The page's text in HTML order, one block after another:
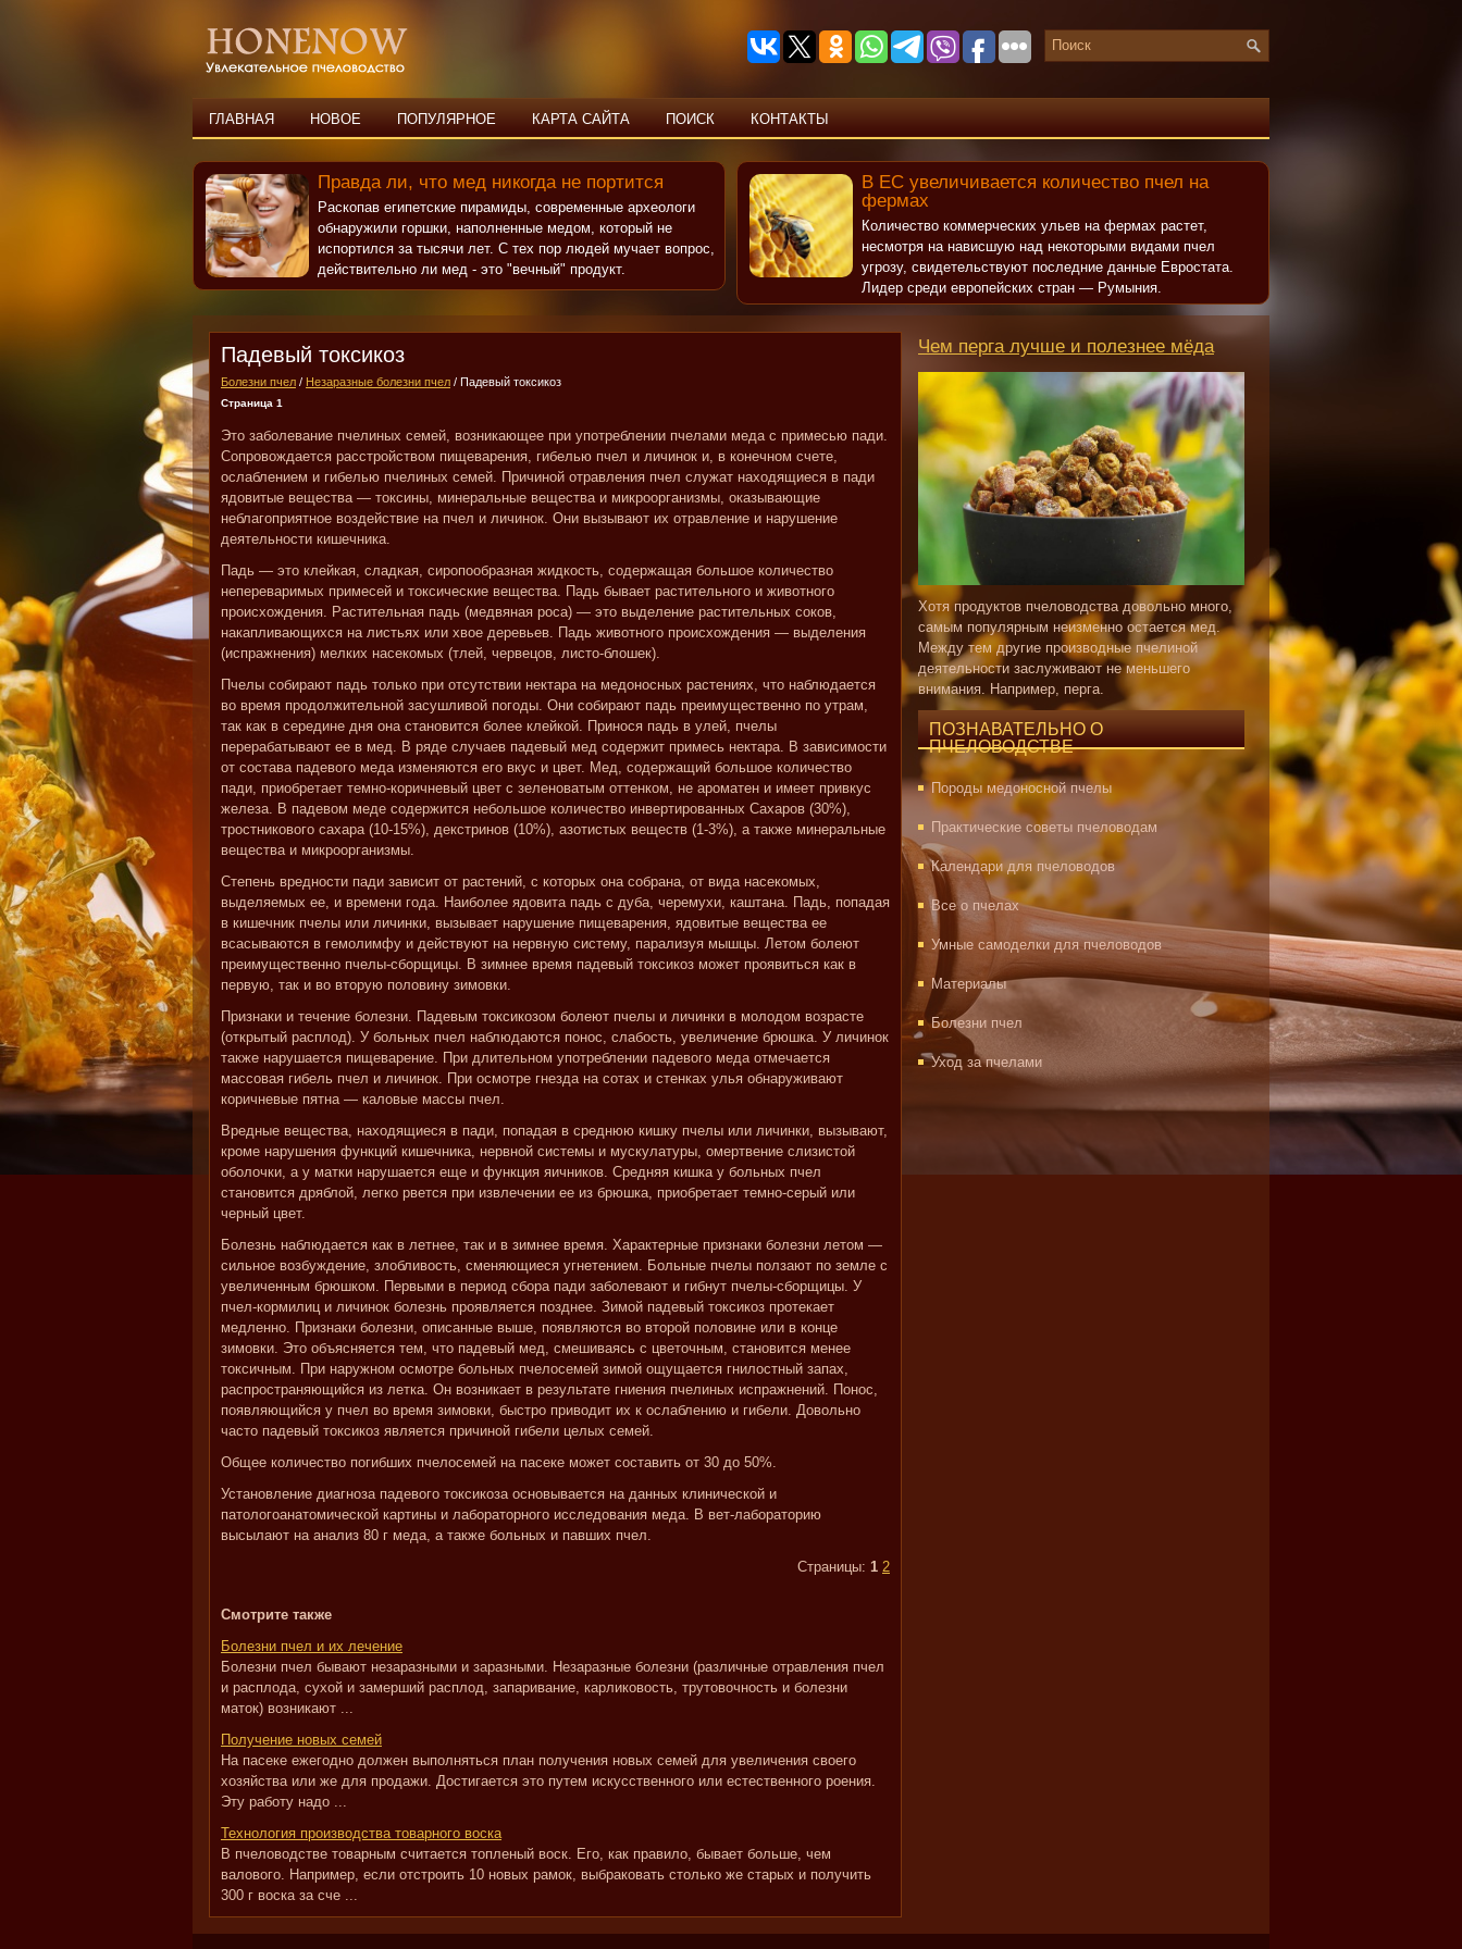
ГЛАВНАЯ НОВОЕ ПОПУЛЯРНОЕ КАРТА САЙТА ПОИСК КОНТАКТЫ
Правда ли, что мед никогда не портится
Раскопав египетские пирамиды, современные археологи
обнаружили горшки, наполненные медом, который не
испортился за тысячи лет. С тех пор людей мучает вопрос,
действительно ли мед - это "вечный" продукт.
В ЕС увеличивается количество пчел на
фермах
Количество коммерческих ульев на фермах растет,
несмотря на нависшую над некоторыми видами пчел
угрозу, свидетельствуют последние данные Евростата.
Лидер среди европейских стран — Румыния.
Падевый токсикоз
Болезни пчел / Незаразные болезни пчел / Падевый токсикоз
Страница 1
Это заболевание пчелиных семей, возникающее при употреблении пчелами меда с примесью пади.
Сопровождается расстройством пищеварения, гибелью пчел и личинок и, в конечном счете,
ослаблением и гибелью пчелиных семей. Причиной отравления пчел служат находящиеся в пади
ядовитые вещества — токсины, минеральные вещества и микроорганизмы, оказывающие
неблагоприятное воздействие на пчел и личинок. Они вызывают их отравление и нарушение
деятельности кишечника.
Падь — это клейкая, сладкая, сиропообразная жидкость, содержащая большое количество
непереваримых примесей и токсические вещества. Падь бывает растительного и животного
происхождения. Растительная падь (медвяная роса) — это выделение растительных соков,
накапливающихся на листьях или хвое деревьев. Падь животного происхождения — выделения
(испражнения) мелких насекомых (тлей, червецов, листо-блошек).
Пчелы собирают падь только при отсутствии нектара на медоносных растениях, что наблюдается
во время продолжительной засушливой погоды. Они собирают падь преимущественно по утрам,
так как в середине дня она становится более клейкой. Принося падь в улей, пчелы
перерабатывают ее в мед. В ряде случаев падевый мед содержит примесь нектара. В зависимости
от состава падевого меда изменяются его вкус и цвет. Мед, содержащий большое количество
пади, приобретает темно-коричневый цвет с зеленоватым оттенком, не ароматен и имеет привкус
железа. В падевом меде содержится небольшое количество инвертированных Сахаров (30%),
тростникового сахара (10-15%), декстринов (10%), азотистых веществ (1-3%), а также минеральные
вещества и микроорганизмы.
Степень вредности пади зависит от растений, с которых она собрана, от вида насекомых,
выделяемых ее, и времени года. Наиболее ядовита падь с дуба, черемухи, каштана. Падь, попадая
в кишечник пчелы или личинки, вызывает нарушение пищеварения, ядовитые вещества ее
всасываются в гемолимфу и действуют на нервную систему, парализуя мышцы. Летом болеют
преимущественно пчелы-сборщицы. В зимнее время падевый токсикоз может проявиться как в
первую, так и во вторую половину зимовки.
Признаки и течение болезни. Падевым токсикозом болеют пчелы и личинки в молодом возрасте
(открытый расплод). У больных пчел наблюдаются понос, слабость, увеличение брюшка. У личинок
также нарушается пищеварение. При длительном употреблении падевого меда отмечается
массовая гибель пчел и личинок. При осмотре гнезда на сотах и стенках улья обнаруживают
коричневые пятна — каловые массы пчел.
Вредные вещества, находящиеся в пади, попадая в среднюю кишку пчелы или личинки, вызывают,
кроме нарушения функций кишечника, нервной системы и мускулатуры, омертвение слизистой
оболочки, а у матки нарушается еще и функция яичников. Средняя кишка у больных пчел
становится дряблой, легко рвется при извлечении ее из брюшка, приобретает темно-серый или
черный цвет.
Болезнь наблюдается как в летнее, так и в зимнее время. Характерные признаки болезни летом —
сильное возбуждение, злобливость, сменяющиеся угнетением. Больные пчелы ползают по земле с
увеличенным брюшком. Первыми в период сбора пади заболевают и гибнут пчелы-сборщицы. У
пчел-кормилиц и личинок болезнь проявляется позднее. Зимой падевый токсикоз протекает
медленно. Признаки болезни, описанные выше, появляются во второй половине или в конце
зимовки. Это объясняется тем, что падевый мед, смешиваясь с цветочным, становится менее
токсичным. При наружном осмотре больных пчелосемей зимой ощущается гнилостный запах,
распространяющийся из летка. Он возникает в результате гниения пчелиных испражнений. Понос,
появляющийся у пчел во время зимовки, быстро приводит их к ослаблению и гибели. Довольно
часто падевый токсикоз является причиной гибели целых семей.
Общее количество погибших пчелосемей на пасеке может составить от 30 до 50%.
Установление диагноза падевого токсикоза основывается на данных клинической и
патологоанатомической картины и лабораторного исследования меда. В вет-лабораторию
высылают на анализ 80 г меда, а также больных и павших пчел.
Страницы: 1 2
Смотрите также
Болезни пчел и их лечение
Болезни пчел бывают незаразными и заразными. Незаразные болезни (различные отравления пчел
и расплода, сухой и замерший расплод, запаривание, карликовость, трутовочность и болезни
маток) возникают ...
Получение новых семей
На пасеке ежегодно должен выполняться план получения новых семей для увеличения своего
хозяйства или же для продажи. Достигается это путем искусственного или естественного роения.
Эту работу надо ...
Технология производства товарного воска
В пчеловодстве товарным считается топленый воск. Его, как правило, бывает больше, чем
валового. Например, если отстроить 10 новых рамок, выбраковать столько же старых и получить
300 г воска за сче ...
Чем перга лучше и полезнее мёда
Хотя продуктов пчеловодства довольно много,
самым популярным неизменно остается мед.
Между тем другие производные пчелиной
деятельности заслуживают не меньшего
внимания. Например, перга.
ПОЗНАВАТЕЛЬНО О
ПЧЕЛОВОДСТВЕ
Породы медоносной пчелы
Практические советы пчеловодам
Календари для пчеловодов
Все о пчелах
Умные самоделки для пчеловодов
Материалы
Болезни пчел
Уход за пчелами